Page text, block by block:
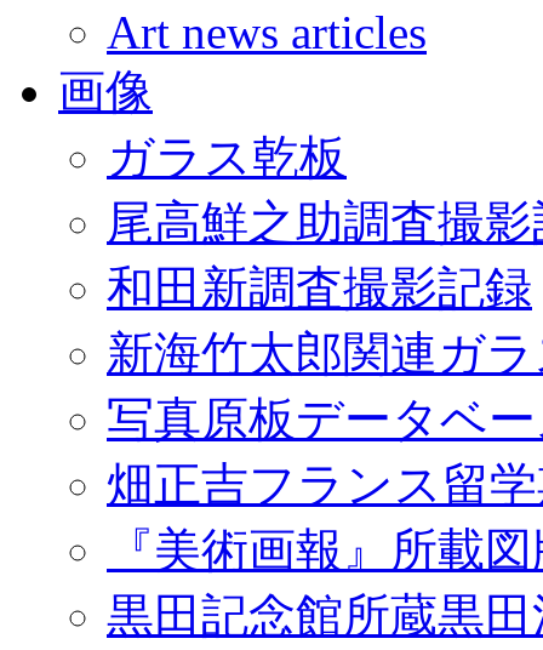
Art news articles
画像
ガラス乾板
尾高鮮之助調査撮
和田新調査撮影記録
新海竹太郎関連ガ
写真原板データベ
畑正吉フランス留
『美術画報』所載
黒田記念館所蔵黒